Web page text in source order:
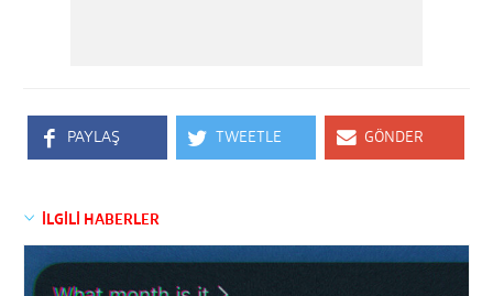
PAYLAŞ TWEETLE GÖNDER
İLGİLİ HABERLER